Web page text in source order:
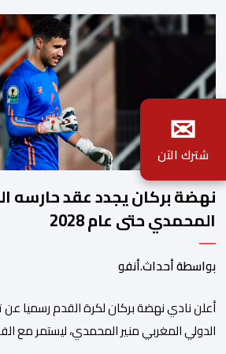
نهضة بركان يجدد عقد حارسه
المحمدي حتى عام 2028
بواسطة أحداث.أنفو
​أعلن نادي نهضة بركان لكرة القدم رسميا
الدولي المغربي منير المحمدي، ليستمر مع
✉
شترك الآن